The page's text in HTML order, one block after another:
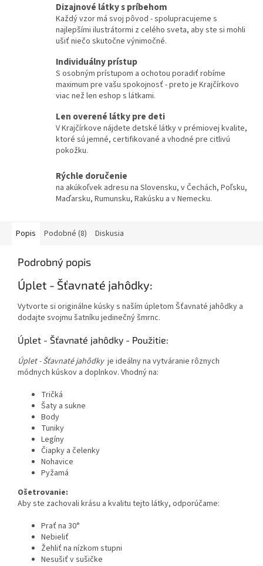
Dizajnové látky s príbehom
Každý vzor má svoj pôvod - spolupracujeme s
najlepšími ilustrátormi z celého sveta, aby ste si mohli
ušiť niečo skutočne výnimočné.
Individuálny prístup
S osobným prístupom a ochotou poradiť robíme
maximum pre vašu spokojnosť - preto je Krajčírkovo
viac než len eshop s látkami.
Len overené látky pre deti
V Krajčírkove nájdete detské látky v prémiovej kvalite,
ktoré sú jemné, certifikované a vhodné pre citlivú
pokožku.
Rýchle doručenie
na akúkoľvek adresu na Slovensku, v Čechách, Poľsku,
Maďarsku, Rumunsku, Rakúsku a v Nemecku.
Popis Podobné (8) Diskusia
Podrobný popis
Úplet - Šťavnaté jahôdky:
Vytvorte si originálne kúsky s naším úpletom Šťavnaté jahôdky a
dodajte svojmu šatníku jedinečný šmrnc.
Úplet - Šťavnaté jahôdky - Použitie:
Úplet - Šťavnaté jahôdky je ideálny na vytváranie rôznych
módnych kúskov a doplnkov. Vhodný na:
Tričká
Šaty a sukne
Body
Tuniky
Legíny
Čiapky a čelenky
Nohavice
Pyžamá
Ošetrovanie:
Aby ste zachovali krásu a kvalitu tejto látky, odporúčame:
Prať na 30°
Nebieliť
Žehliť na nízkom stupni
Nesušiť v sušičke